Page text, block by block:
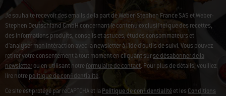
Je souhaite recevoir des emails de la part de Weber-Stephen France SAS et Weber-
Stephen Deutschland GmbH concernant le contenu exclusif tel que des recettes,
des informations produits, conseils et astuces, études consommateurs et
d'analyser mon intéraction avec la newsletter à l'ide d'outils de suivi. Vous pouvez
retirer votre consentement à tout moment en cliquant surse désabonner de la
newsletterou en utilisant notreformulaire de contact. Pour plus de détails, veuillez
lire notrepolitique de confidentialité.
Ce site est protégé par reCAPTCHA et la Politique de confidentialitéet lesConditions